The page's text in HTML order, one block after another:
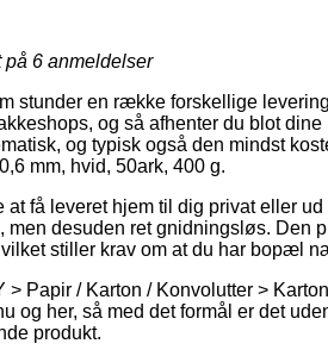
på 6 anmeldelser
stunder en række forskellige
og så afhenter du blot dine
og typisk også den mindst
mm, hvid, 50ark, 400 g.
få leveret hjem til dig privat eller
desuden ret gnidningsløs. Den
stiller krav om at du har bopæl
Papir / Karton / Konvolutter >
og her, så med det formål er det
produkt.